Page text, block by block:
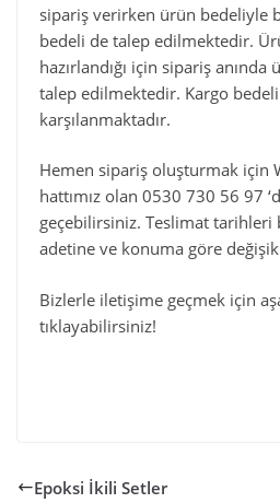
sipariş verirken ürün bedeliyle
bedeli de talep edilmektedir.
hazırlandığı için sipariş
talep edilmektedir. Kargo bedeli
karşılanmaktadır.
Hemen sipariş oluşturmak için
hattımız olan 0530 730 56 97
geçebilirsiniz. Teslimat
adetine ve konuma göre
Bizlerle iletişime geçmek için
tıklayabilirsiniz!
Epoksi İkili Setler